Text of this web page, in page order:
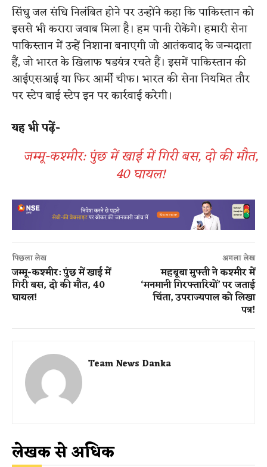
सिंधु जल संधि निलंबित होने पर उन्होंने कहा कि पाकिस्तान को
इससे भी करारा जवाब मिला है। हम पानी रोकेंगे। हमारी सेना
पाकिस्तान में उन्हें निशाना बनाएगी जो आतंकवाद के जन्मदाता
हैं, जो भारत के खिलाफ षडयंत्र रचते हैं। इसमें पाकिस्तान की
आईएसआई या फिर आर्मी चीफ। भारत की सेना नियमित तौर
पर स्टेप बाई स्टेप इन पर कार्रवाई करेगी।
यह भी पढ़ें-
जम्मू-कश्मीर: पुंछ में खाई में गिरी बस, दो की मौत,
40 घायल!
पिछला लेख
जम्मू-कश्मीर: पुंछ में खाई में
गिरी बस, दो की मौत, 40
घायल!
अगला लेख
महबूबा मुफ्ती ने कश्मीर में
‘मनमानी गिरफ्तारियों’ पर जताई
चिंता, उपराज्यपाल को लिखा
पत्र!
Team News Danka
लेखक से अधिक